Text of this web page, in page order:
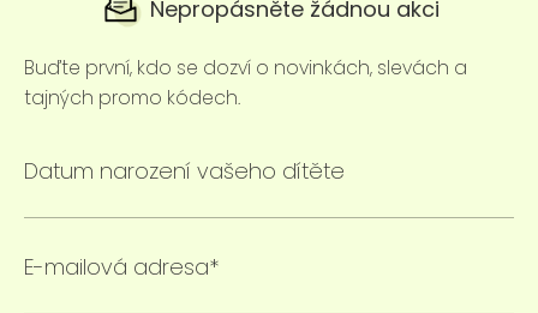
Nepropásněte žádnou akci
Buďte první, kdo se dozví o novinkách, slevách a
tajných promo kódech.
Datum narození vašeho dítěte
E-mailová adresa*